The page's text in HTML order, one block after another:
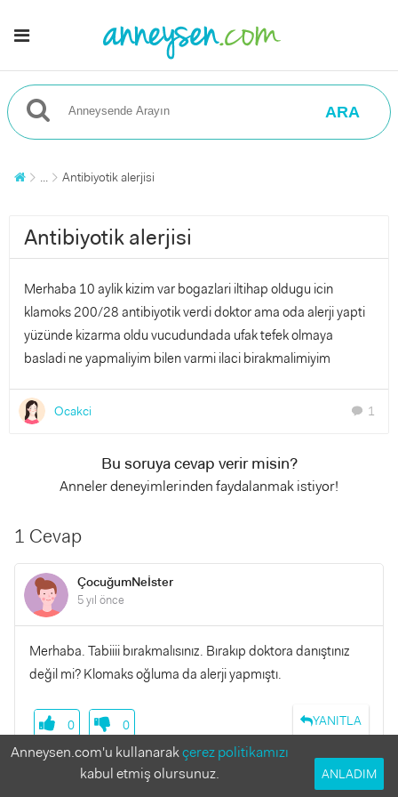
ARA
... Antibiyotik alerjisi
Antibiyotik alerjisi
Merhaba 10 aylik kizim var bogazlari iltihap oldugu icin
klamoks 200/28 antibiyotik verdi doktor ama oda alerji yapti
yüzünde kizarma oldu vucudundada ufak tefek olmaya
basladi ne yapmaliyim bilen varmi ilaci birakmalimiyim
Ocakci chat 1
Bu soruya cevap verir misin?
Anneler deneyimlerinden faydalanmak istiyor!
1 Cevap
ÇocuğumNeİster
5 yıl önce
Merhaba. Tabiiii bırakmalısınız. Bırakıp doktora danıştınız
değil mi? Klomaks oğluma da alerji yapmıştı.
YANITLA
0 0
Anneysen.com'u kullanarakçerez politikamızı
kabul etmiş olursunuz.
ANLADIM